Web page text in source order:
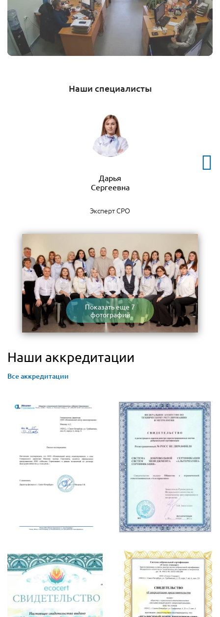
Наши специалисты
Дарья
Сергеевна
Эксперт СРО
Показать еще 7
фотографий
Наши аккредитации
Все аккредитации